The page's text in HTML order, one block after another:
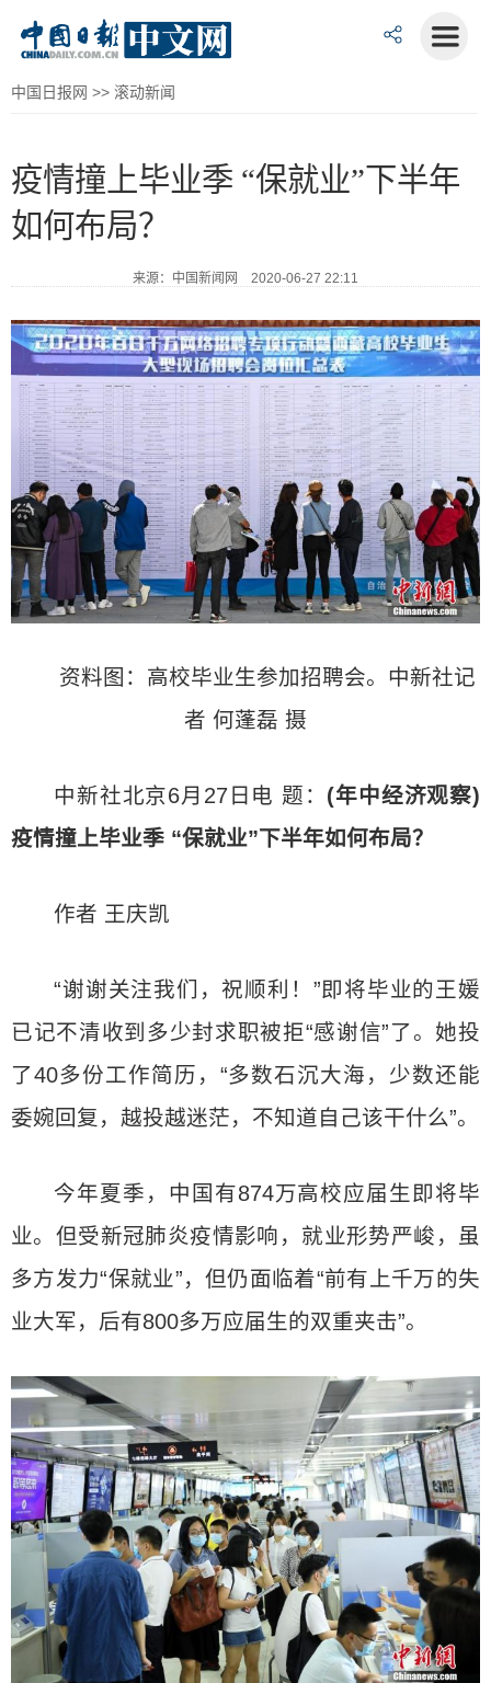
中国日报网 >> 滚动新闻
疫情撞上毕业季 “保就业”下半年
如何布局？
来源：中国新闻网 2020-06-27 22:11
资料图：高校毕业生参加招聘会。中新社记
者 何蓬磊 摄
中新社北京6月27日电 题： (年中经济观察)
疫情撞上毕业季 “保就业”下半年如何布局？
作者 王庆凯
“谢谢关注我们，祝顺利！”即将毕业的王媛
已记不清收到多少封求职被拒“感谢信”了。她投
了40多份工作简历，“多数石沉大海，少数还能
委婉回复，越投越迷茫，不知道自己该干什么”。
今年夏季，中国有874万高校应届生即将毕
业。但受新冠肺炎疫情影响，就业形势严峻，虽
多方发力“保就业”，但仍面临着“前有上千万的失
业大军，后有800多万应届生的双重夹击”。